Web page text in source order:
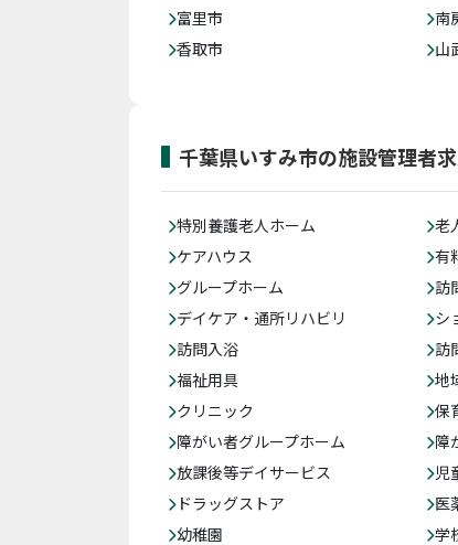
富里市
南
香取市
山
千葉県いすみ市の施設管理者
特別養護老人ホーム 老
ケアハウス
有
グループホーム
訪
デイケア・通所リハビリ
シ
訪問入浴
訪
福祉用具
地
クリニック
保
障がい者グループホーム
障
放課後等デイサービス
児
ドラッグストア
医
幼稚園
学